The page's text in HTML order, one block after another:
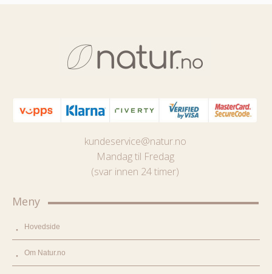
kundeservice@natur.no
Mandag til Fredag
(svar innen 24 timer)
Meny
Hovedside
Om Natur.no